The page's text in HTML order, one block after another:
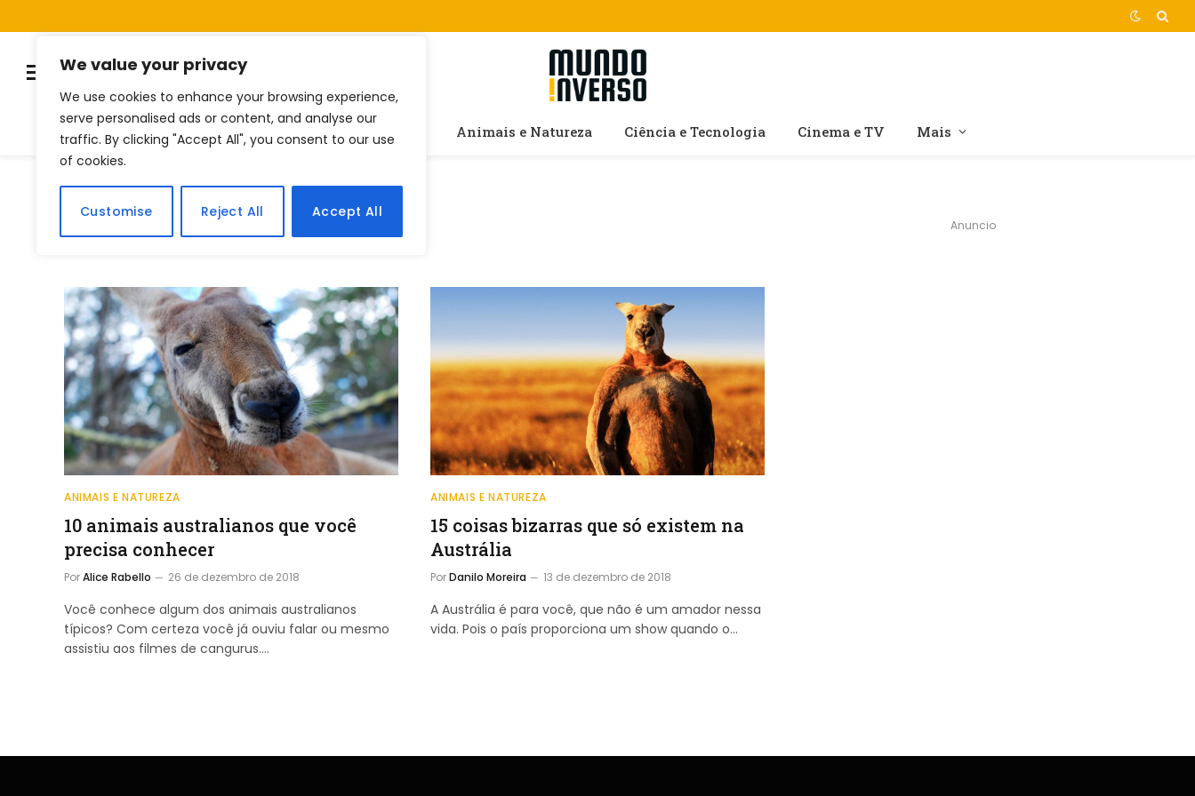
We value your privacy
We use cookies to enhance your browsing experience,
serve personalised ads or content, and analyse our
traffic. By clicking "Accept All", you consent to our use
of cookies.
Customise Reject All Accept All
Listas Quiz Animais e Natureza Ciência e Tecnologia Cinema e TV Mais
BROWSING:CANGURU
ANIMAIS E NATUREZA
10 animais australianos que você
precisa conhecer
PorAlice Rabello 26 de dezembro de 2018
Você conhece algum dos animais australianos
típicos? Com certeza você já ouviu falar ou mesmo
assistiu aos filmes de cangurus.…
ANIMAIS E NATUREZA
15 coisas bizarras que só existem na
Austrália
PorDanilo Moreira 13 de dezembro de 2018
A Austrália é para você, que não é um amador nessa
vida. Pois o país proporciona um show quando o…
Anuncio